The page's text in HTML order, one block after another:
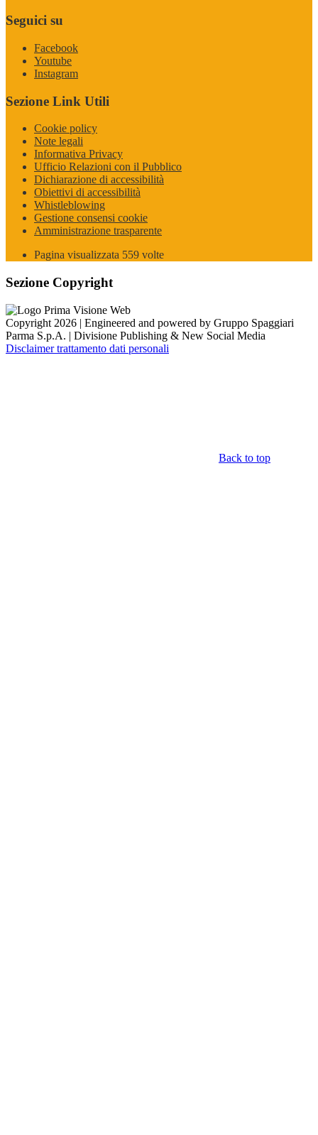
Seguici su
Facebook
Youtube
Instagram
Sezione Link Utili
Cookie policy
Note legali
Informativa Privacy
Ufficio Relazioni con il Pubblico
Dichiarazione di accessibilità
Obiettivi di accessibilità
Whistleblowing
Gestione consensi cookie
Amministrazione trasparente
Pagina visualizzata 559 volte
Sezione Copyright
Copyright 2026 | Engineered and powered by Gruppo Spaggiari
Parma S.p.A. | Divisione Publishing & New Social Media
Disclaimer trattamento dati personali
Back to top